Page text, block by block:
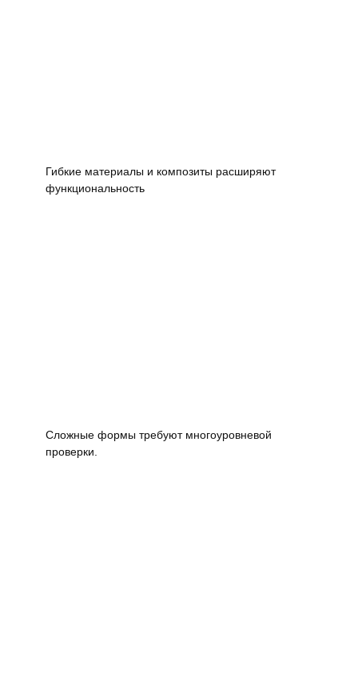
Гибкие материалы и композиты расширяют
функциональность
Сложные формы требуют многоуровневой
проверки.